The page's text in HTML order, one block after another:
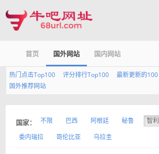
首页 国外网站 国内网站
热门点击Top100 评分排行Top100 最新更新的100
国外推荐网站
国家： 不限 巴西 阿根廷 秘鲁 智利
委内瑞拉
哥伦比亚 乌拉圭